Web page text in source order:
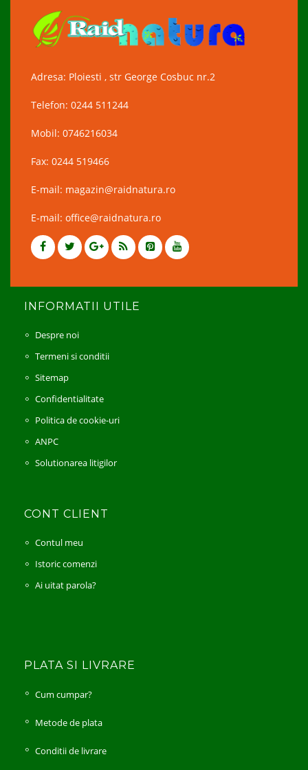
Adresa: Ploiesti , str George Cosbuc nr.2
Telefon: 0244 511244
Mobil: 0746216034
Fax: 0244 519466
E-mail: magazin@raidnatura.ro
E-mail: office@raidnatura.ro
INFORMATII UTILE
Despre noi
Termeni si conditii
Sitemap
Confidentialitate
Politica de cookie-uri
ANPC
Solutionarea litigilor
CONT CLIENT
Contul meu
Istoric comenzi
Ai uitat parola?
PLATA SI LIVRARE
Cum cumpar?
Metode de plata
Conditii de livrare